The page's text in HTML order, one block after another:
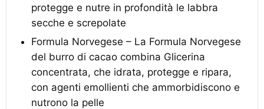
protegge e nutre in profondità le labbra
secche e screpolate
Formula Norvegese – La Formula Norvegese
del burro di cacao combina Glicerina
concentrata, che idrata, protegge e ripara,
con agenti emollienti che ammorbidiscono e
nutrono la pelle